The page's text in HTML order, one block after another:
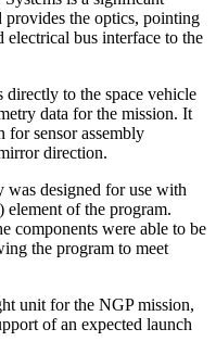
provides the optics, pointing
bus interface to the
directly to the space vehicle
data for the mission. It
for sensor assembly
direction.
designed for use with
of the program.
components were able to be
the program to meet
unit for the NGP mission,
of an expected launch